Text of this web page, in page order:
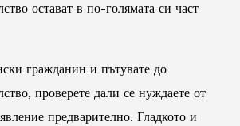
остават в по-голямата си част
гражданин и пътувате до
проверете дали се нуждаете от
предварително. Гладкото и